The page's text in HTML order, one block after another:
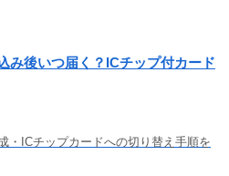
み後いつ届く？ICチップ付カード
・ICチップカードへの切り替え手順を